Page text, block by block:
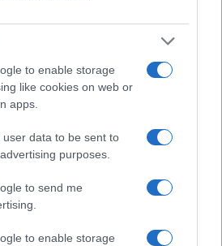
to enable storage
like cookies on web or
apps.
user data to be sent to
purposes.
to send me
to enable storage